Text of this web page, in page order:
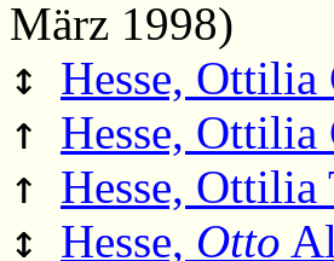
März 1998)
↕ Hesse, Ottilia
↑ Hesse, Ottilia
↑ Hesse, Ottilia
↕ Hesse, Otto